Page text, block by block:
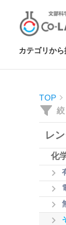
カテゴリか
TOP
レ
化